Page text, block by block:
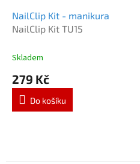
NailClip Kit - manikura
NailClip Kit TU15
Skladem
279 Kč
Do košíku